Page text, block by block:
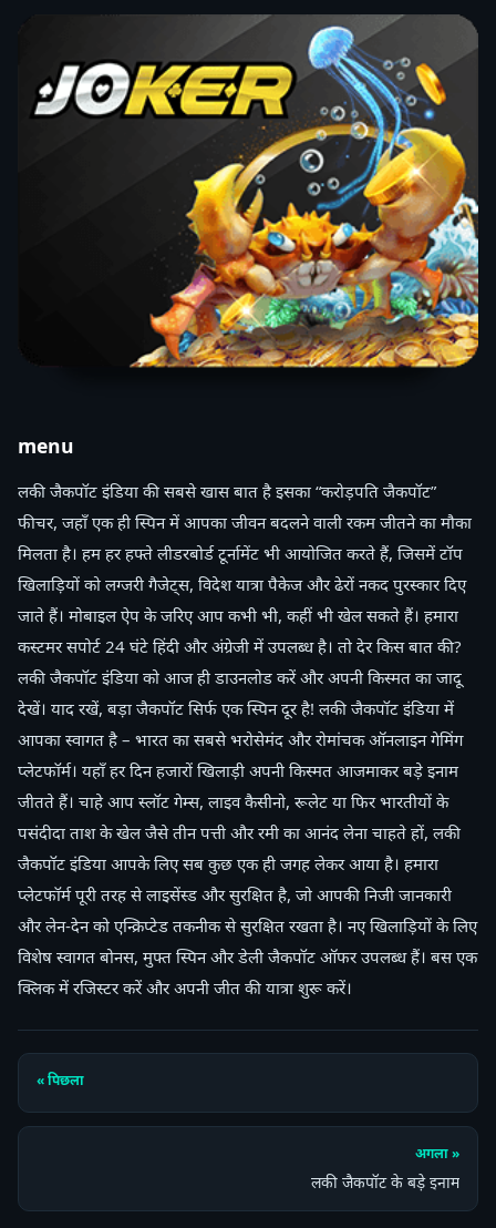
menu
लकी जैकपॉट इंडिया की सबसे खास बात है इसका “करोड़पति जैकपॉट”
फीचर, जहाँ एक ही स्पिन में आपका जीवन बदलने वाली रकम जीतने का मौका
मिलता है। हम हर हफ्ते लीडरबोर्ड टूर्नामेंट भी आयोजित करते हैं, जिसमें टॉप
खिलाड़ियों को लग्जरी गैजेट्स, विदेश यात्रा पैकेज और ढेरों नकद पुरस्कार दिए
जाते हैं। मोबाइल ऐप के जरिए आप कभी भी, कहीं भी खेल सकते हैं। हमारा
कस्टमर सपोर्ट 24 घंटे हिंदी और अंग्रेजी में उपलब्ध है। तो देर किस बात की?
लकी जैकपॉट इंडिया को आज ही डाउनलोड करें और अपनी किस्मत का जादू
देखें। याद रखें, बड़ा जैकपॉट सिर्फ एक स्पिन दूर है! लकी जैकपॉट इंडिया में
आपका स्वागत है – भारत का सबसे भरोसेमंद और रोमांचक ऑनलाइन गेमिंग
प्लेटफॉर्म। यहाँ हर दिन हजारों खिलाड़ी अपनी किस्मत आजमाकर बड़े इनाम
जीतते हैं। चाहे आप स्लॉट गेम्स, लाइव कैसीनो, रूलेट या फिर भारतीयों के
पसंदीदा ताश के खेल जैसे तीन पत्ती और रमी का आनंद लेना चाहते हों, लकी
जैकपॉट इंडिया आपके लिए सब कुछ एक ही जगह लेकर आया है। हमारा
प्लेटफॉर्म पूरी तरह से लाइसेंस्ड और सुरक्षित है, जो आपकी निजी जानकारी
और लेन-देन को एन्क्रिप्टेड तकनीक से सुरक्षित रखता है। नए खिलाड़ियों के लिए
विशेष स्वागत बोनस, मुफ्त स्पिन और डेली जैकपॉट ऑफर उपलब्ध हैं। बस एक
क्लिक में रजिस्टर करें और अपनी जीत की यात्रा शुरू करें।
« पिछला
अगला »
लकी जैकपॉट के बड़े इनाम